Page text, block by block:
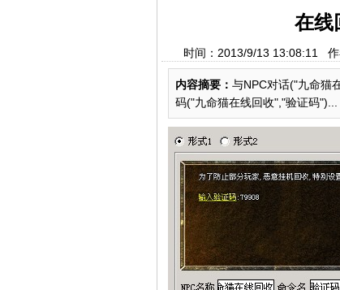
在线
时间：2013/9/13 13:08:11
内容摘要： 与NPC对话("九命猫
码("九命猫在线回收","验证码")...